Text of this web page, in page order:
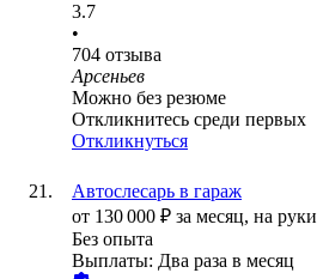
3.7
•
704 отзыва
Арсеньев
Можно без резюме
Откликнитесь среди первых
Откликнуться
Автослесарь в гараж
от 130 000 ₽ за месяц, на руки
Без опыта
Выплаты: Два раза в месяц